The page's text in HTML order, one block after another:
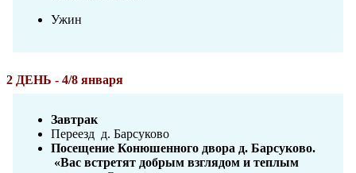
Ужин
2 ДЕНЬ - 4/8 января
Завтрак
Переезд д. Барсуково
Посещение Конюшенного двора д. Барсуково.
«Вас встретят добрым взглядом и теплым